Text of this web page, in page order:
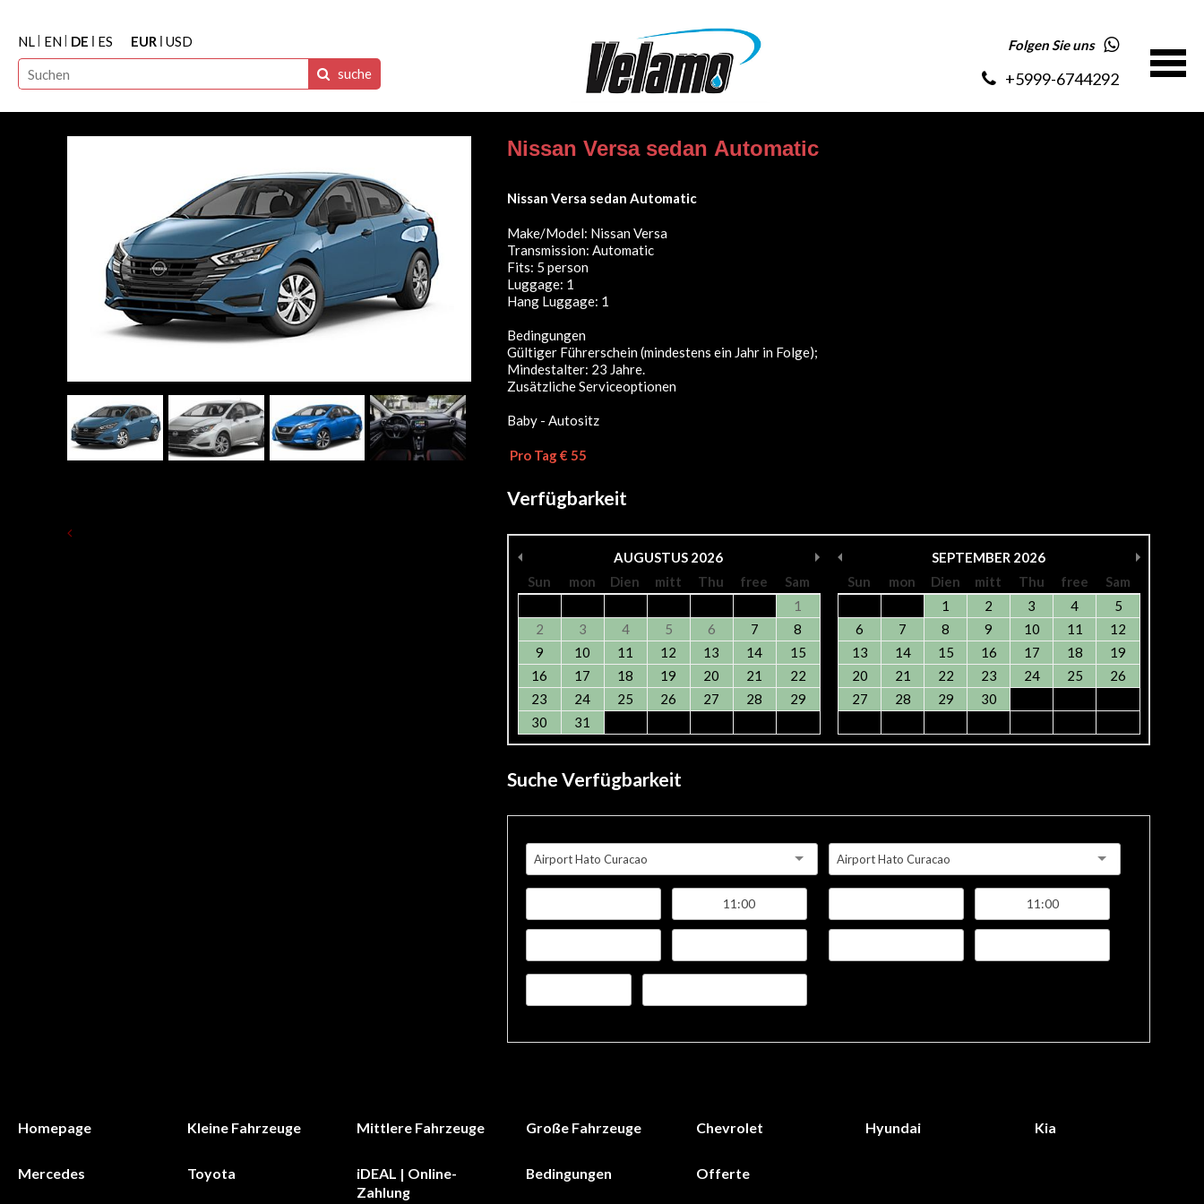
NL EN DE ES EUR USD
suche
Folgen Sie uns
+5999-6744292
Nissan Versa sedan Automatic
Nissan Versa sedan Automatic
Make/Model: Nissan Versa
Transmission: Automatic
Fits: 5 person
Luggage: 1
Hang Luggage: 1
Bedingungen
Gültiger Führerschein (mindestens ein Jahr in Folge);
Mindestalter: 23 Jahre.
Zusätzliche Serviceoptionen
Baby - Autositz
Pro Tag € 55
Verfügbarkeit
AUGUSTUS 2026
Sun
mon Dien mitt Thu free
Sam
1
2
3 4 5 6 7
8
9
10 11 12 13 14
15
16
17 18 19 20 21
22
23
24 25 26 27 28
29
30
31
SEPTEMBER 2026
Sun
mon Dien mitt Thu free
Sam
1
2 3 4
5
6
7 8 9 10 11
12
13
14 15 16 17 18
19
20
21 22 23 24 25
26
27
28 29 30
Suche Verfügbarkeit
Airport Hato Curacao Airport Hato Curacao
Homepage Kleine Fahrzeuge Mittlere Fahrzeuge Große Fahrzeuge Chevrolet Hyundai Kia
Mercedes Toyota
iDEAL | Online-
Zahlung
Bedingungen Offerte